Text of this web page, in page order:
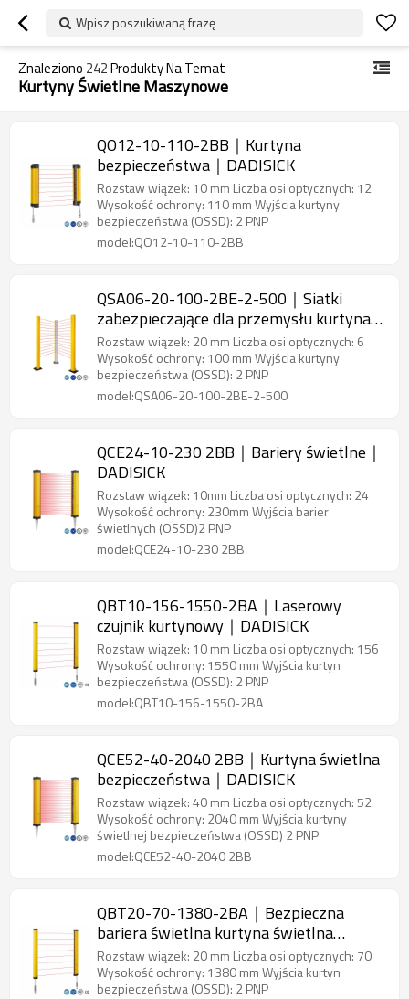
Wpisz poszukiwaną frazę
Znaleziono 242Produkty Na Temat
Kurtyny Świetlne Maszynowe
QO12-10-110-2BB｜Kurtyna
bezpieczeństwa｜DADISICK
Rozstaw wiązek: 10 mm Liczba osi optycznych: 12
Wysokość ochrony: 110 mm Wyjścia kurtyny
bezpieczeństwa (OSSD): 2 PNP
model:QO12-10-110-2BB
QSA06-20-100-2BE-2-500｜Siatki
zabezpieczające dla przemysłu kurtyna
świetlna bezpieczeństwa｜DADISICK
Rozstaw wiązek: 20 mm Liczba osi optycznych: 6
Wysokość ochrony: 100 mm Wyjścia kurtyny
bezpieczeństwa (OSSD): 2 PNP
model:QSA06-20-100-2BE-2-500
QCE24-10-230 2BB｜Bariery świetlne｜
DADISICK
Rozstaw wiązek: 10mm Liczba osi optycznych: 24
Wysokość ochrony: 230mm Wyjścia barier
świetlnych (OSSD)2 PNP
model:QCE24-10-230 2BB
QBT10-156-1550-2BA｜Laserowy
czujnik kurtynowy｜DADISICK
Rozstaw wiązek: 10 mm Liczba osi optycznych: 156
Wysokość ochrony: 1550 mm Wyjścia kurtyn
bezpieczeństwa (OSSD): 2 PNP
model:QBT10-156-1550-2BA
QCE52-40-2040 2BB｜Kurtyna świetlna
bezpieczeństwa｜DADISICK
Rozstaw wiązek: 40 mm Liczba osi optycznych: 52
Wysokość ochrony: 2040 mm Wyjścia kurtyny
świetlnej bezpieczeństwa (OSSD) 2 PNP
model:QCE52-40-2040 2BB
QBT20-70-1380-2BA｜Bezpieczna
bariera świetlna kurtyna świetlna
bezpieczeństwa｜DADISICK
Rozstaw wiązek: 20 mm Liczba osi optycznych: 70
Wysokość ochrony: 1380 mm Wyjścia kurtyn
bezpieczeństwa (OSSD): 2 PNP